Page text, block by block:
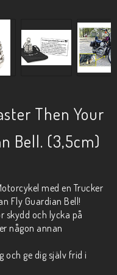
Then Your
Bell. (3,5cm)
med en Trucker
Fly Guardian Bell!
skydd och lycka på
någon annan
och ge dig själv frid i